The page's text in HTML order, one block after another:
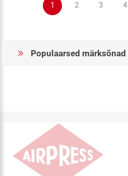
1 2 3 4
Populaarsed märksõnad